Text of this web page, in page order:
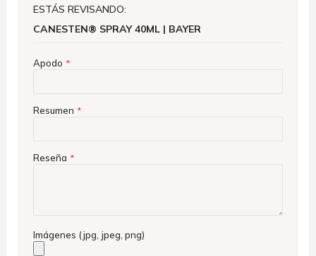
ESTÁS REVISANDO:
CANESTEN® SPRAY 40ML | BAYER
Apodo
Resumen
Reseña
Imágenes (jpg, jpeg, png)